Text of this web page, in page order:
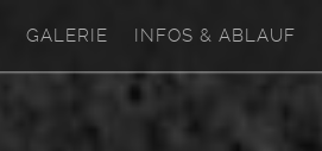
GALERIE INFOS & ABLAUF